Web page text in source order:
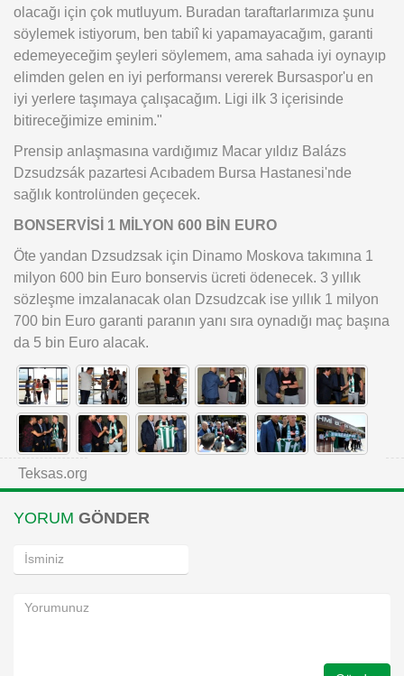
olacağı için çok mutluyum. Buradan taraftarlarımıza şunu
söylemek istiyorum, ben tabiî ki yapamayacağım, garanti
edemeyeceğim şeyleri söylemem, ama sahada iyi oynayıp
elimden gelen en iyi performansı vererek Bursaspor'u en
iyi yerlere taşımaya çalışacağım. Ligi ilk 3 içerisinde
bitireceğimize eminim."
Prensip anlaşmasına vardığımız Macar yıldız Balázs
Dzsudzsák pazartesi Acıbadem Bursa Hastanesi'nde
sağlık kontrolünden geçecek.
BONSERVİSİ 1 MİLYON 600 BİN EURO
Öte yandan Dzsudzsak için Dinamo Moskova takımına 1
milyon 600 bin Euro bonservis ücreti ödenecek. 3 yıllık
sözleşme imzalanacak olan Dzsudzcak ise yıllık 1 milyon
700 bin Euro garanti paranın yanı sıra oynadığı maç başına
da 5 bin Euro alacak.
Teksas.org
YORUM GÖNDER